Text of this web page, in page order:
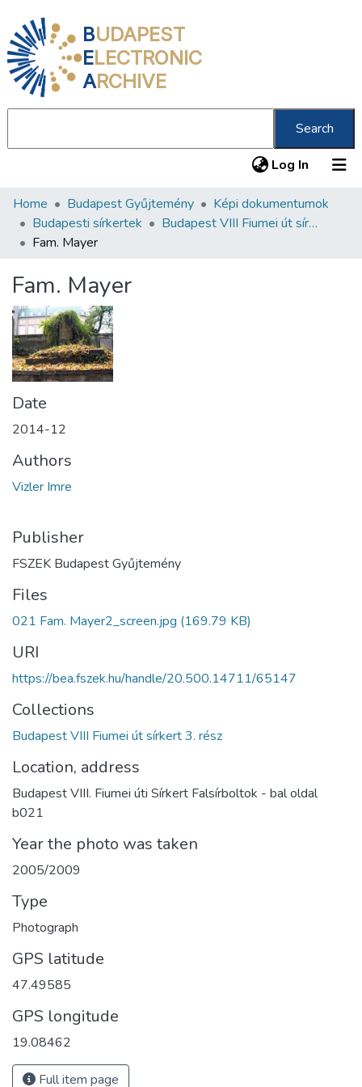
BUDAPEST
ELECTRONIC
ARCHIVE
Search
Log In (current)
Communities & Collections
All of DSpace
About us
Home Budapest Gyűjtemény
Képi dokumentumok
Budapesti sírkertek
Budapest VIII Fiumei út sírkert 3. rész
Fam. Mayer
Fam. Mayer
Date
2014-12
Authors
Vizler Imre
Publisher
FSZEK Budapest Gyűjtemény
Files
021 Fam. Mayer2_screen.jpg (169.79 KB)
URI
https://bea.fszek.hu/handle/20.500.14711/65147
Collections
Budapest VIII Fiumei út sírkert 3. rész
Location, address
Budapest VIII. Fiumei úti Sírkert Falsírboltok - bal oldal
b021
Year the photo was taken
2005/2009
Type
Photograph
GPS latitude
47.49585
GPS longitude
19.08462
Full item page